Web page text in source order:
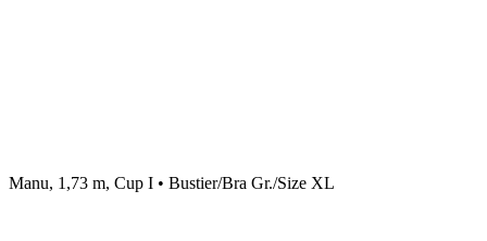
Manu, 1,73 m, Cup I • Bustier/Bra Gr./Size XL